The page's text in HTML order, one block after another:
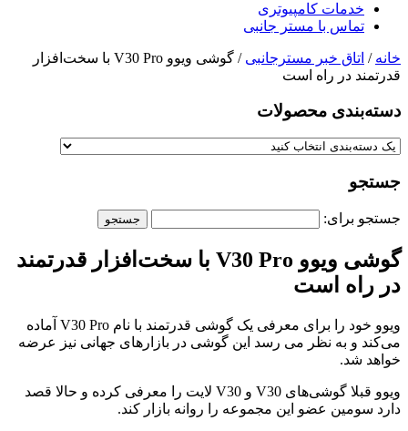
خدمات کامپیوتری
تماس با مستر جانبی
خانه / اتاق خبر مسترجانبی
/ گوشی ویوو V30 Pro با سخت‌افزار
قدرتمند در راه است
دسته‌بندی‌ محصولات
جستجو
جستجو برای:
گوشی ویوو V30 Pro با سخت‌افزار قدرتمند
در راه است
ویوو خود را برای معرفی یک گوشی قدرتمند با نام V30 Pro آماده
می‌کند و به نظر می رسد این گوشی در بازارهای جهانی نیز عرضه
خواهد شد.
ویوو قبلا گوشی‌های V30 و V30 لایت را معرفی کرده و حالا قصد
دارد سومین عضو این مجموعه را روانه بازار کند.